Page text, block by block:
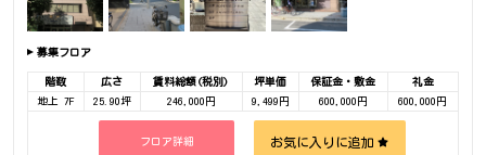
募集フロア
階数 広さ 賃料総額(税別) 坪単価 保証金・敷金
礼金
地上 7F
25.90坪 246,000円 9,499円 600,000円 600,000円
フロア詳細 お気に入りに追加